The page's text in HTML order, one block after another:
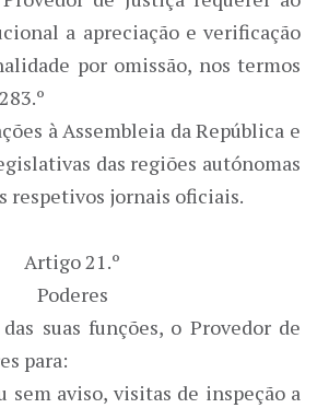
a apreciação e verificação
por omissão, nos termos
à Assembleia da República e
das regiões autónomas
respetivos jornais oficiais.
Artigo 21.º
Poderes
suas funções, o Provedor de
para:
sem aviso, visitas de inspeção a